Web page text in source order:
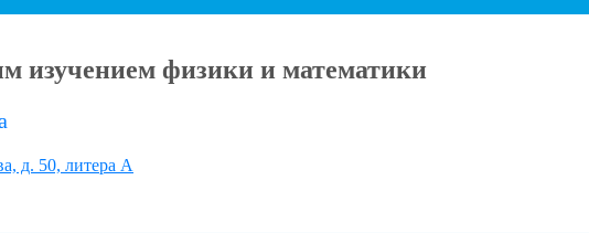
изучением физики и математики
д. 50, литера А